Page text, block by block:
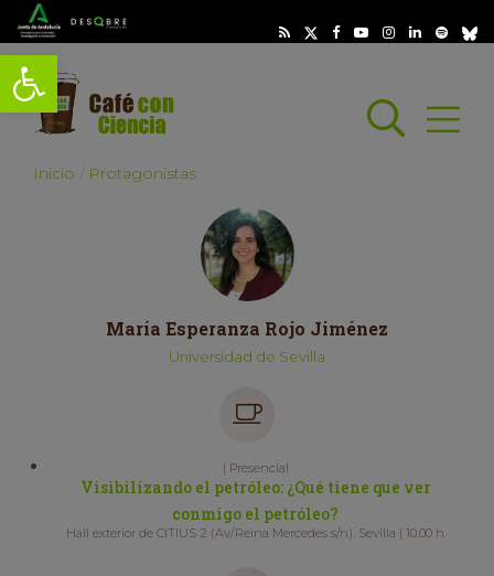
Abrir barra de herramientas
Abrir
Inicio Protagonistas
María Esperanza Rojo Jiménez
Universidad de Sevilla
| Presencial
Visibilizando el petróleo: ¿Qué tiene que ver
conmigo el petróleo?
Hall exterior de CITIUS 2 (Av/Reina Mercedes s/n). Sevilla | 10.00 h